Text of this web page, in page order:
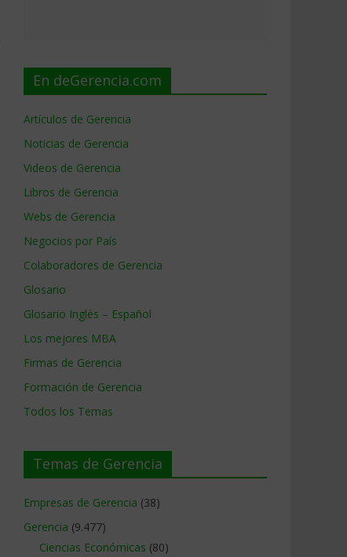
En deGerencia.com
Artículos de Gerencia
Noticias de Gerencia
Videos de Gerencia
Libros de Gerencia
Webs de Gerencia
Negocios por País
Colaboradores de Gerencia
Glosario
Glosario Inglés – Español
Los mejores MBA
Firmas de Gerencia
Formación de Gerencia
Todos los Temas
Temas de Gerencia
Empresas de Gerencia (38)
Gerencia (9.477)
Ciencias Económicas (80)